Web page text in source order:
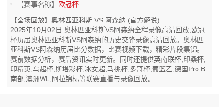
【赛事名称】 欧冠杯
【全场回放】奥林匹亚科斯 VS 阿森纳 (官方解说)
2025年10月02日 奥林匹亚科斯VS阿森纳全程录像高清回放,欧冠
杯历届奥林匹亚科斯VS阿森纳的历史交锋录像高清回放。奥林匹
亚科斯VS阿森纳历届比分数据，比赛视频下载，精彩片段集锦。
赛前数据分析，赛后资讯实时更新。同时还提供英南联杯,印桑杯,
印精英,乌超杯,斯堪彩杯,冰女超,马挑杯,多哥杯,葡篮乙,德国Pro B
南部,澳洲WL,阿拉锦标等联赛直播与录像回放。